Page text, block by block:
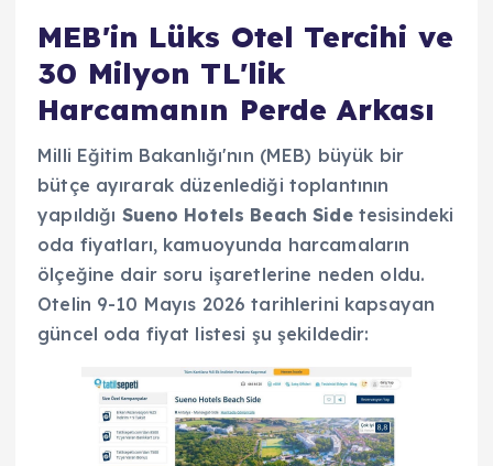
MEB'in Lüks Otel Tercihi ve
30 Milyon TL'lik
Harcamanın Perde Arkası
Milli Eğitim Bakanlığı'nın (MEB) büyük bir
bütçe ayırarak düzenlediği toplantının
yapıldığı Sueno Hotels Beach Sidetesisindeki
oda fiyatları, kamuoyunda harcamaların
ölçeğine dair soru işaretlerine neden oldu.
Otelin 9-10 Mayıs 2026 tarihlerini kapsayan
güncel oda fiyat listesi şu şekildedir: